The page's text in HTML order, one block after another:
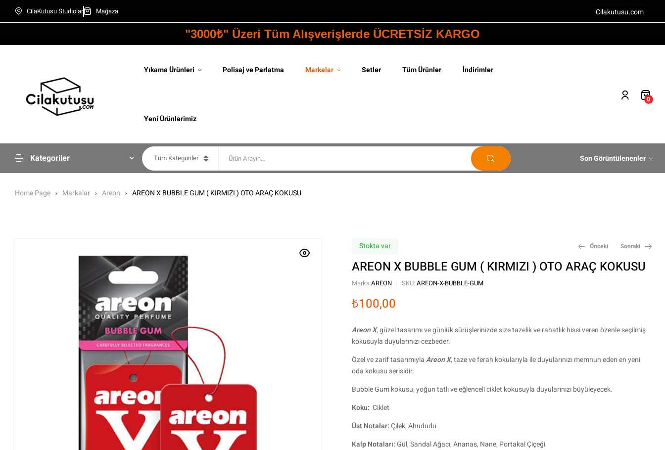
CilaKutusu Studiolar Mağaza Cilakutusu.com
"3000₺" Üzeri Tüm Alışverişlerde ÜCRETSİZ KARGO
Yıkama Ürünleri Polisaj ve Parlatma Markalar Setler Tüm Ürünler İndirimler
Yeni Ürünlerimiz
0
Kategoriler Tüm Kategoriler Son Görüntülenenler
Home Page Markalar Areon AREON X BUBBLE GUM ( KIRMIZI ) OTO ARAÇ KOKUSU
Stokta var Önceki Sonraki
AREON X BUBBLE GUM ( KIRMIZI ) OTO ARAÇ KOKUSU
Marka:AREON SKU: AREON-X-BUBBLE-GUM
₺100,00
Areon X, güzel tasarımı ve günlük sürüşlerinizde size tazelik ve rahatlık hissi veren özenle seçilmiş
kokusuyla duyularınızı cezbeder.
Özel ve zarif tasarımıylaAreon X, taze ve ferah kokularıyla ile duyularınızı memnun eden en yeni
oda kokusu serisidir.
Bubble Gum kokusu, yoğun tatlı ve eğlenceli ciklet kokusuyla duyularınızı büyüleyecek.
Koku: Ciklet
Üst Notalar:Çilek, Ahududu
Kalp Notaları:Gül, Sandal Ağacı, Ananas, Nane, Portakal Çiçeği